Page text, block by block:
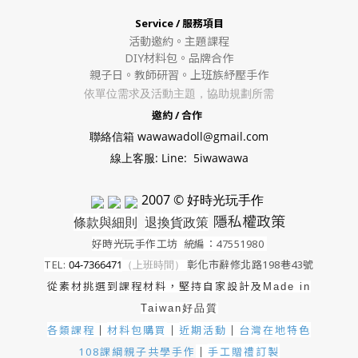
Service / 服務項目
活動邀約。 主題課程
DIY材料包。 品牌合作
親子日。教師研習。上班族紓壓手作
依單位需求及活動主題，協助規劃所需
邀約 / 合作
聯絡信箱 wawawadoll@gmail.com
線上客服: Line: 5iwawawa
2007 © 好時光玩手作
條款與細則 退換貨政策 隱私權政策
好時光玩手作工坊 統編：47551980
TEL: 04-7366471 （上班時間） 彰化市辭修北路198巷43號
從素材挑選到課程材料，堅持自家設計及 Made in
Taiwan好品質
各類課程 ｜ 材料包購買 ｜ 近期活動 ｜ 台灣在地特色
108課綱親子共學手作 ｜ 手工贈禮訂製